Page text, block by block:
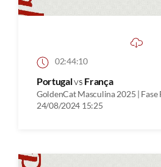
02:44:10
Portugalvs França
GoldenCat Masculina 2025 | Fase
24/08/2024 15:25